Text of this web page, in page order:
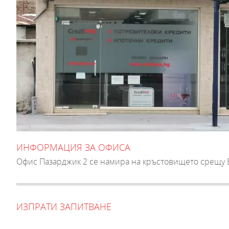
ИНФОРМАЦИЯ ЗА ОФИСА
Офис Пазарджик 2 се намира на кръстовището срещу
ИЗПРАТИ ЗАПИТВАНЕ